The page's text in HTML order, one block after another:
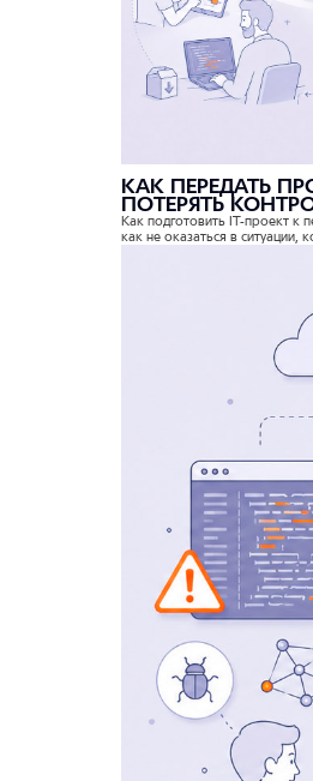
КАК ПЕРЕДАТЬ
ПОТЕРЯТЬ
Как подготовить IT-проект к
как не оказаться в ситуации,